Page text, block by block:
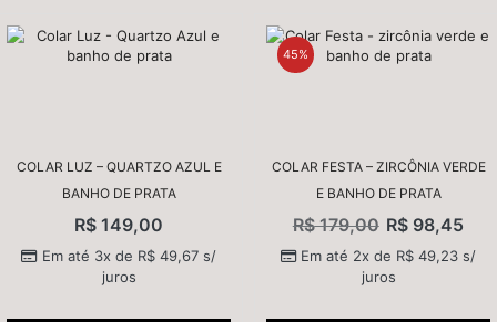
COLAR LUZ – QUARTZO AZUL E
BANHO DE PRATA
R$ 149,00
Em até 3x de R$49,67s/
juros
45%
COLAR FESTA – ZIRCÔNIA VERDE
E BANHO DE PRATA
R$179,00 R$ 98,45
Em até 2x de R$ 49,23 s/
juros